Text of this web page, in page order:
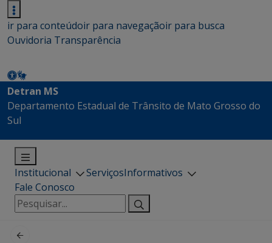
ir para conteúdoir para navegaçãoir para busca
Ouvidoria Transparência
Detran MS
Departamento Estadual de Trânsito de Mato Grosso do
Sul
Institucional ServiçosInformativos
Fale Conosco
Pesquisar
por: